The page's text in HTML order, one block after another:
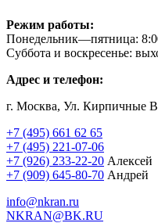
Режим работы:
Понедельник—пятница:
Суббота и воскресенье:
Адрес и телефон:
г. Москва, Ул. Кирпичные
+7 (495) 661 62 65
+7 (495) 221-07-06
+7 (926) 233-22-20 Алексей
+7 (909) 645-80-70 Андрей
info@nkran.ru
NKRAN@BK.RU